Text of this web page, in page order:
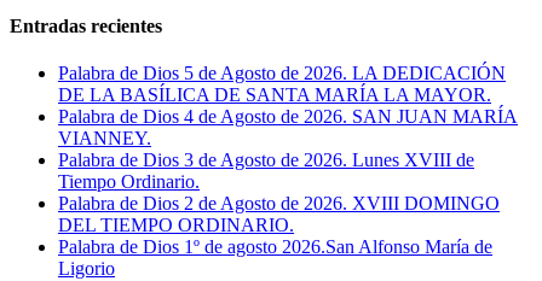
Entradas recientes
Palabra de Dios 5 de Agosto de 2026. LA DEDICACIÓN
DE LA BASÍLICA DE SANTA MARÍA LA MAYOR.
Palabra de Dios 4 de Agosto de 2026. SAN JUAN MARÍA
VIANNEY.
Palabra de Dios 3 de Agosto de 2026. Lunes XVIII de
Tiempo Ordinario.
Palabra de Dios 2 de Agosto de 2026. XVIII DOMINGO
DEL TIEMPO ORDINARIO.
Palabra de Dios 1º de agosto 2026.San Alfonso María de
Ligorio